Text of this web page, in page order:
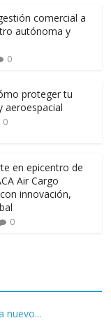
ti
r
comercial a
autónoma y
0
proteger tu
aeroespacial
0
en epicentro de
Air Cargo
innovación,
0
nuevo...